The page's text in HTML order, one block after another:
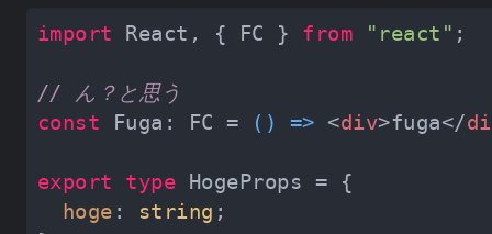
import React, { FC } from "react"
// ん？と思う
const Fuga: FC = () => <div>fuga</
export type
hoge : string